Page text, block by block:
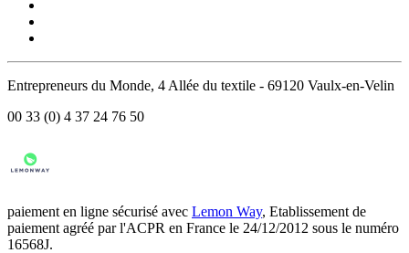
Entrepreneurs du Monde, 4 Allée du textile - 69120 Vaulx-en-Velin
00 33 (0) 4 37 24 76 50
paiement en ligne sécurisé avec Lemon Way, Etablissement de
paiement agréé par l'ACPR en France le 24/12/2012 sous le numéro
16568J.